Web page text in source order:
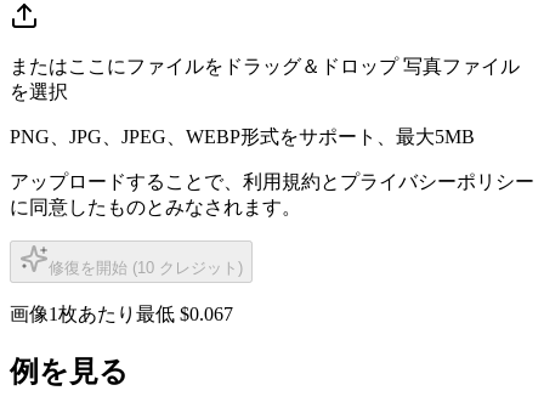
またはここにファイルをドラッグ＆ドロップ 写真ファイル
を選択
PNG、JPG、JPEG、WEBP形式をサポート、最大5MB
アップロードすることで、利用規約とプライバシーポリシー
に同意したものとみなされます。
修復を開始 (10 クレジット)
画像1枚あたり最低 $0.067
例を見る